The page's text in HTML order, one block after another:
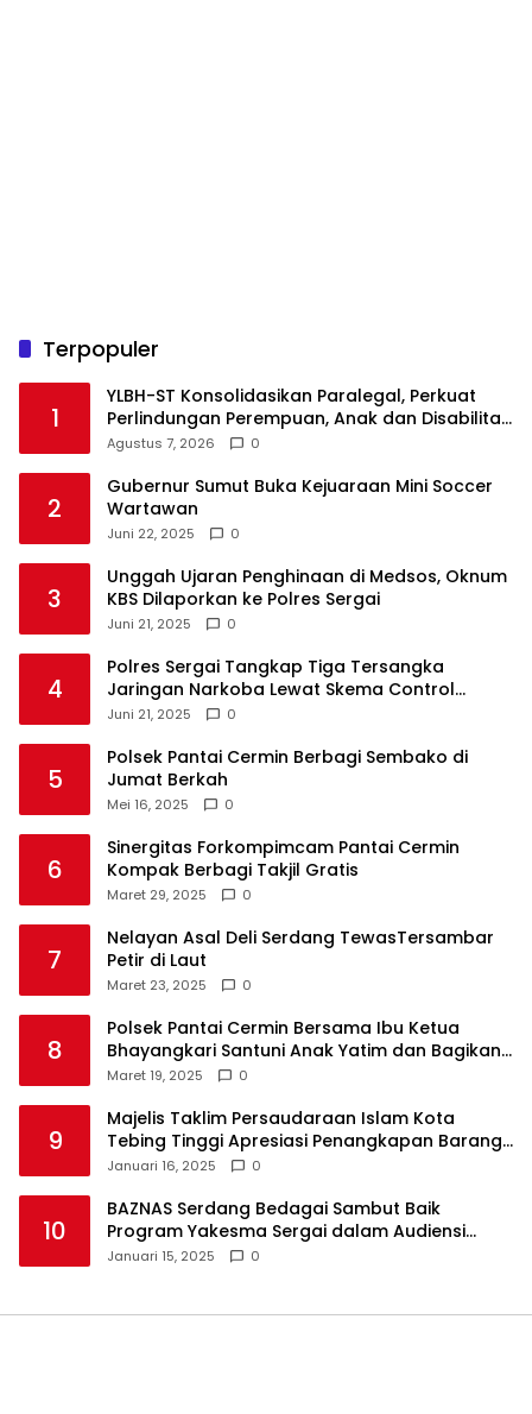
Terpopuler
1
YLBH-ST Konsolidasikan Paralegal, Perkuat
Perlindungan Perempuan, Anak dan Disabilitas
Agustus 7, 2026 0
2
Gubernur Sumut Buka Kejuaraan Mini Soccer
Wartawan
Juni 22, 2025 0
3
Unggah Ujaran Penghinaan di Medsos, Oknum
KBS Dilaporkan ke Polres Sergai
Juni 21, 2025 0
4
Polres Sergai Tangkap Tiga Tersangka
Jaringan Narkoba Lewat Skema Control
Delivery
Juni 21, 2025 0
5
Polsek Pantai Cermin Berbagi Sembako di
Jumat Berkah
Mei 16, 2025 0
6
Sinergitas Forkompimcam Pantai Cermin
Kompak Berbagi Takjil Gratis
Maret 29, 2025 0
7
Nelayan Asal Deli Serdang TewasTersambar
Petir di Laut
Maret 23, 2025 0
8
Polsek Pantai Cermin Bersama Ibu Ketua
Bhayangkari Santuni Anak Yatim dan Bagikan
Takjil
Maret 19, 2025 0
9
Majelis Taklim Persaudaraan Islam Kota
Tebing Tinggi Apresiasi Penangkapan Barang
Haram
Januari 16, 2025 0
10
BAZNAS Serdang Bedagai Sambut Baik
Program Yakesma Sergai dalam Audiensi
Perkenalan Pengurus Baru
Januari 15, 2025 0